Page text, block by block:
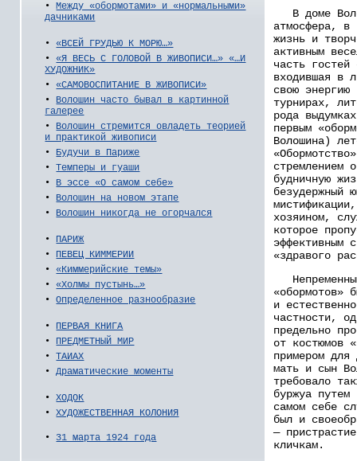
•Между «обормотами» и «нормальными»
дачниками
•«ВСЕЙ ГРУДЬЮ К МОРЮ…»
•«Я ВЕСЬ С ГОЛОВОЙ В ЖИВОПИСИ…» «…И
ХУДОЖНИК»
•«САМОВОСПИТАНИЕ В ЖИВОПИСИ»
• Волошин часто бывал в картинной
галерее
• Волошин стремится овладеть теорией
и практикой живописи
• Будучи в Париже
•Темперы и гуаши
• В эссе «О самом себе»
• Волошин на новом этапе
• Волошин никогда не огорчался
• ПАРИЖ
• ПЕВЕЦ КИММЕРИИ
•«Киммерийские темы»
•«Холмы пустынь…»
•Определенное разнообразие
• ПЕРВАЯ КНИГА
• ПРЕДМЕТНЫЙ МИР
•ТАИАХ
•Драматические моменты
•ХОДОК
•ХУДОЖЕСТВЕННАЯ КОЛОНИЯ
• 31 марта 1924 года
В доме
атмосфера, в
жизнь и
активным
часть гостей
входившая в
свою энергию
турнирах,
рода
первым
Волошина)
стремлением
будничную
безудержный
хозяином,
которое
эффективным
«здравого
«обормотов»
и
частности,
предельно
от костюмов
примером для
мать и сын
требовало
буржуа путем
самом себе
был и
—
кличкам.